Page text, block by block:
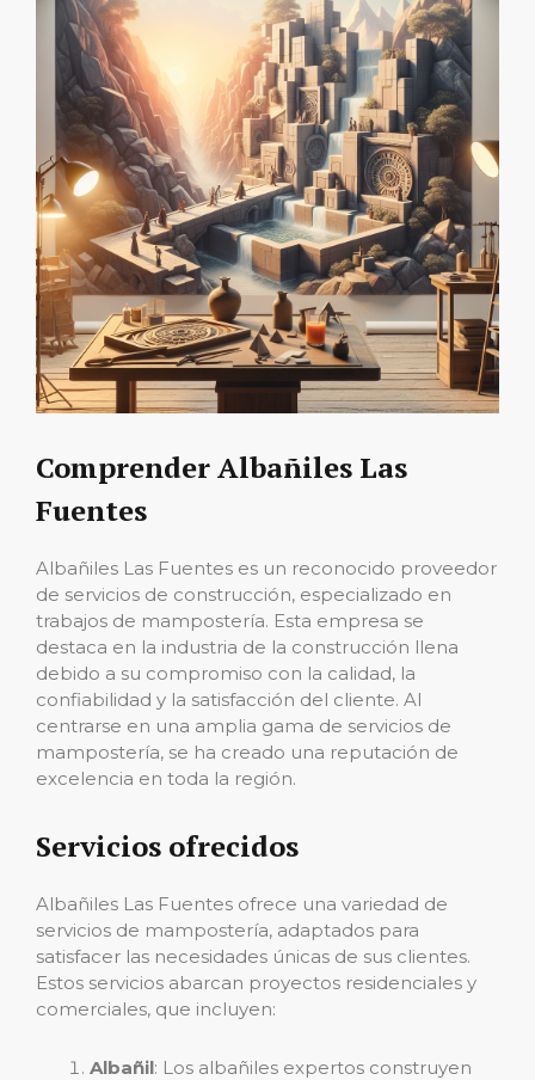
Comprender Albañiles Las
Fuentes
Albañiles Las Fuentes es un reconocido proveedor
de servicios de construcción, especializado en
trabajos de mampostería. Esta empresa se
destaca en la industria de la construcción llena
debido a su compromiso con la calidad, la
confiabilidad y la satisfacción del cliente. Al
centrarse en una amplia gama de servicios de
mampostería, se ha creado una reputación de
excelencia en toda la región.
Servicios ofrecidos
Albañiles Las Fuentes ofrece una variedad de
servicios de mampostería, adaptados para
satisfacer las necesidades únicas de sus clientes.
Estos servicios abarcan proyectos residenciales y
comerciales, que incluyen:
Albañil: Los albañiles expertos construyen